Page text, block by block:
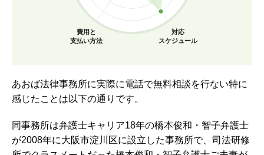
対応
スケジュール
費用と
支払い方法
あおば法律事務所に実際に電話で無料相談を行ない特に
感じたことは以下の通りです。
同事務所は弁護士キャリア18年の橋本俊和・智子弁護士
が2008年に大阪市淀川区に設立した事務所で、司法研修